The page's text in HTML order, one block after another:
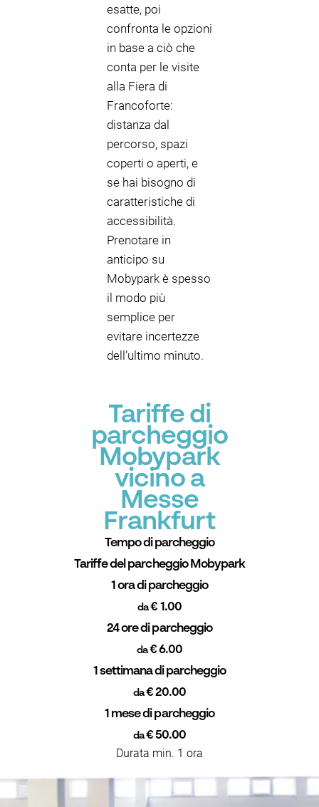
esatte, poi
confronta le opzioni
in base a ciò che
conta per le visite
alla Fiera di
Francoforte:
distanza dal
percorso, spazi
coperti o aperti, e
se hai bisogno di
caratteristiche di
accessibilità.
Prenotare in
anticipo su
Mobypark è spesso
il modo più
semplice per
evitare incertezze
dell’ultimo minuto.
Tariffe di
parcheggio
Mobypark
vicino a
Messe
Frankfurt
Tempo di parcheggio
Tariffe del parcheggio Mobypark
1 ora di parcheggio
da€ 1.00
24 ore di parcheggio
da€ 6.00
1 settimana di parcheggio
da€ 20.00
1 mese di parcheggio
da€ 50.00
Durata min. 1 ora